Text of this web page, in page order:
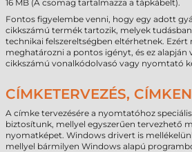
16 MB (A csomag tartalmazza a tápkábelt).
Fontos figyelembe venni, hogy egy adott
cikkszámú termék tartozik, melyek
technikai felszereltségben eltérhetnek. Ezért
meghatározni a pontos igényt, és ez alapján
cikkszámú vonalkódolvasó vagy nyomtató
CÍMKETERVEZÉS,
A címke tervezésére a nyomtatóhoz
biztosítunk, mellyel egyszerűen tervezhető
nyomatképet. Windows drivert is
mellyel bármilyen Windows alapú